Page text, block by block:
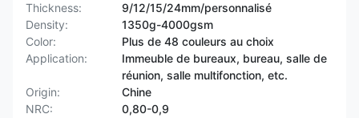
Thickness:
9/12/15/24mm/personnalisé
Density:
1350g-4000gsm
Color:
Plus de 48 couleurs au choix
Application:
Immeuble de bureaux, bureau, salle de
réunion, salle multifonction, etc.
Origin:
Chine
NRC:
0,80-0,9